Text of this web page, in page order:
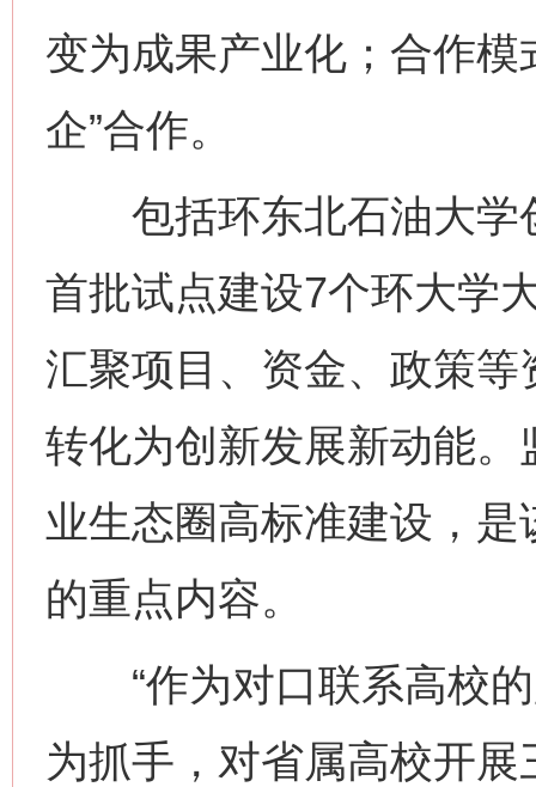
变为成果产业化；合作模
企”合作。
包括环东北石油大学
首批试点建设7个环大学
汇聚项目、资金、政策
转化为创新发展新动能
业生态圈高标准建设，
的重点内容。
“作为对口联系高校的
为抓手，对省属高校开